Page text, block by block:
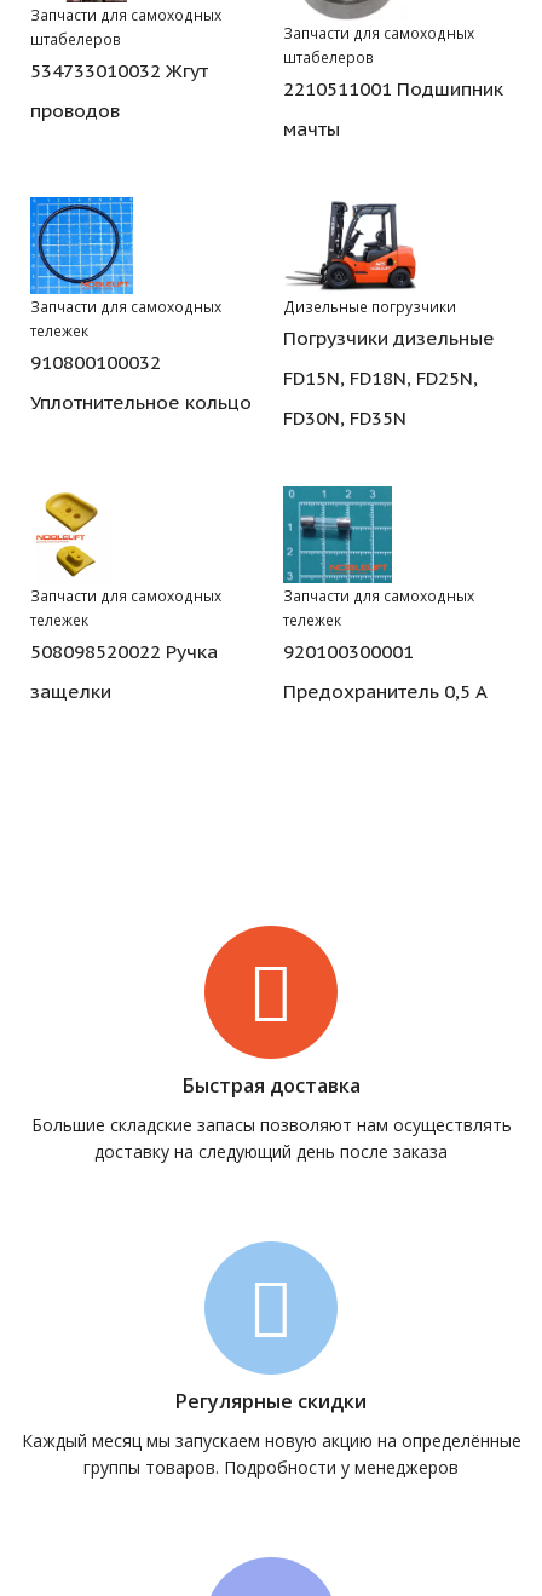
Запчасти для самоходных
штабелеров
534733010032 Жгут
проводов
Запчасти для самоходных
штабелеров
2210511001 Подшипник
мачты
Запчасти для самоходных
тележек
910800100032
Уплотнительное кольцо
Дизельные погрузчики
Погрузчики дизельные
FD15N, FD18N, FD25N,
FD30N, FD35N
Запчасти для самоходных
тележек
508098520022 Ручка
защелки
Запчасти для самоходных
тележек
920100300001
Предохранитель 0,5 А
Быстрая доставка
Большие складские запасы позволяют нам осуществлять
доставку на следующий день после заказа
Регулярные скидки
Каждый месяц мы запускаем новую акцию на определённые
группы товаров. Подробности у менеджеров